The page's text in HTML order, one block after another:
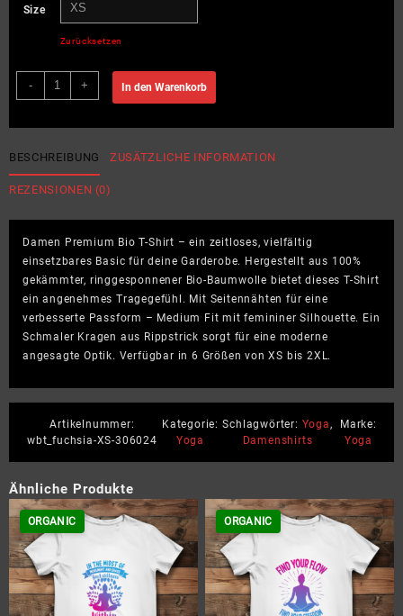
Size
Zurücksetzen
-
body
achieves
yoga
-
Damen
T-
Shirt
Menge
+ In den Warenkorb
BESCHREIBUNG ZUSÄTZLICHE INFORMATION
REZENSIONEN (0)
Damen Premium Bio T-Shirt – ein zeitloses, vielfältig
einsetzbares Basic für deine Garderobe. Hergestellt aus 100%
gekämmter, ringgesponnener Bio-Baumwolle bietet dieses T-Shirt
ein angenehmes Tragegefühl. Mit Seitennähten für eine
verbesserte Passform – Medium Fit mit femininer Silhouette. Ein
Schmaler Kragen aus Rippstrick sorgt für eine moderne
angesagte Optik. Verfügbar in 6 Größen von XS bis 2XL.
Artikelnummer:
wbt_fuchsia-XS-306024
Kategorie:
Yoga
Schlagwörter: Yoga,
Damenshirts
Marke:
Yoga
Ähnliche Produkte
ORGANIC ORGANIC